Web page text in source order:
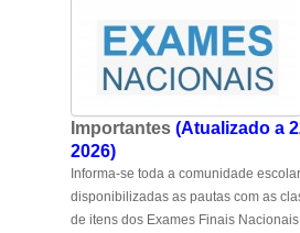
Importantes (Atualizado a
2026)
Informa-se toda a comunidade
disponibilizadas as pautas com as
de itens dos Exames Finais